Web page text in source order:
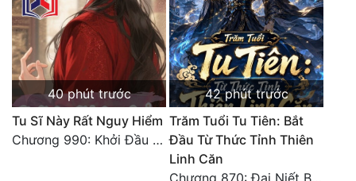
40 phút trước
Tu Sĩ Này Rất Nguy Hiểm
Chương 990: Khởi Đầu Bất Thuận
42 phút trước
Trăm Tuổi Tu Tiên: Bắt
Đầu Từ Thức Tỉnh Thiên
Linh Căn